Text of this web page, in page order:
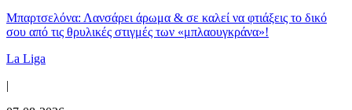
Μπαρτσελόνα: Λανσάρει άρωμα & σε καλεί να φτιάξεις το δικό
σου από τις θρυλικές στιγμές των «μπλαουγκράνα»!
La Liga
|